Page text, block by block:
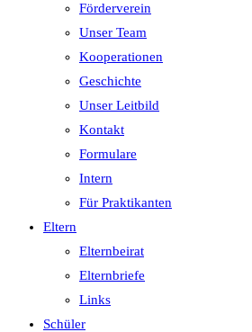
Förderverein
Unser Team
Kooperationen
Geschichte
Unser Leitbild
Kontakt
Formulare
Intern
Für Praktikanten
Eltern
Elternbeirat
Elternbriefe
Links
Schüler